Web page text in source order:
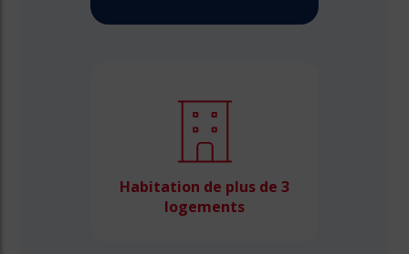
Habitation de plus de 3
logements